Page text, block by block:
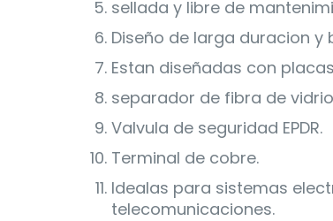
sellada y libre de
Diseño de larga duracion
Estan diseñadas con
separador de fibra de
Valvula de seguridad EPDR.
Terminal de cobre.
Idealas para sistemas
telecomunicaciones.